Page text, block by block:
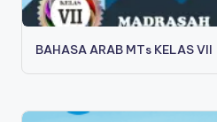
BAHASA ARAB MTs KELAS VII